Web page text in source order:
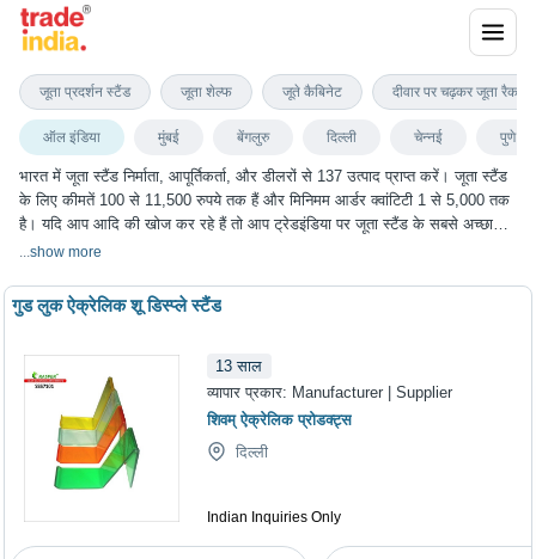
भारत में जूता स्टैंड निर्माता, आपूर्तिकर्ता, और डीलरों से 137 उत्पाद प्राप्त करें। जूता स्टैंड
के लिए कीमतें 100 से 11,500 रुपये तक हैं और मिनिमम आर्डर क्वांटिटी 1 से 5,000 तक
है। यदि आप आदि की खोज कर रहे हैं तो आप ट्रेडइंडिया पर जूता स्टैंड के सबसे अच्छा
विकल्प चुन सकते हैं। हम विभिन्न शहरों में जूता स्टैंड के विकल्प प्रदान करते हैं, जिनमें मुंबई,
...show more
ऑल इंडिया मुंबई बेंगलुरु दिल्ली चेन्नई पुणे
गुड लुक ऐक्रेलिक शू डिस्प्ले स्टैंड
13 साल
व्यापार प्रकार: Manufacturer | Supplier
शिवम् ऐक्रेलिक प्रोडक्ट्स
दिल्ली
Indian Inquiries Only
जूता प्रदर्शन स्टैंड जूता शेल्फ जूते कैबिनेट दीवार पर चढ़कर जूता रैक